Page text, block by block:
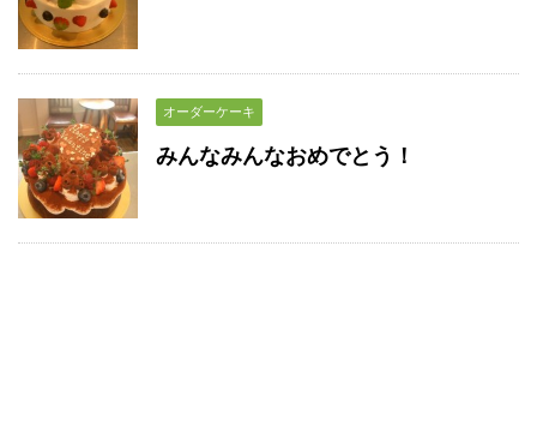
オーダーケーキ
みんなみんなおめでとう！